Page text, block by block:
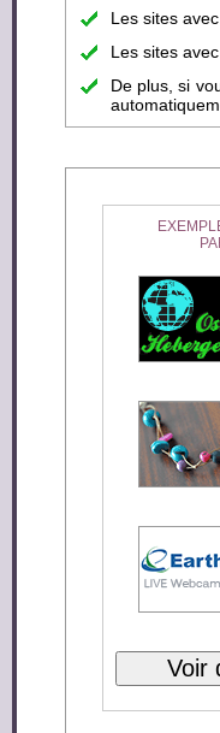
Les sites
Les sites
De plus, si